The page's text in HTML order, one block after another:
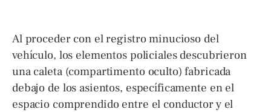
Al proceder con el registro minucioso del
vehículo, los elementos policiales descubrieron
una caleta (compartimento oculto) fabricada
debajo de los asientos, específicamente en el
espacio comprendido entre el conductor y el